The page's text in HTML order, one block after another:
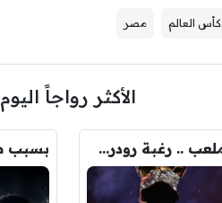
كأس العالم مصر
الأكثر رواجاً اليوم
اشتعل الكلاسيكو خارج الملعب .. رغبة رودري تصدم ريال مدريد